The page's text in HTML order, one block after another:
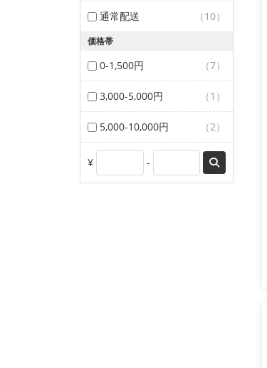
通常配送 （10）
価格帯
0-1,500円 （7）
3,000-5,000円 （1）
5,000-10,000円 （2）
¥ -